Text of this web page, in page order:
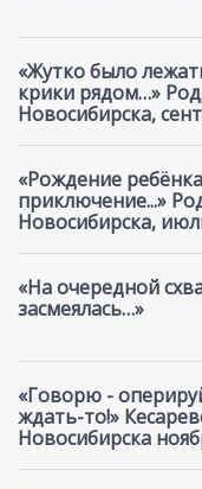
«Жутко было
крики рядом…»
Новосибирска,
«Рождение
приключение...»
Новосибирска,
«На очередной
засмеялась…»
«Говорю -
ждать-то!»
Новосибирска